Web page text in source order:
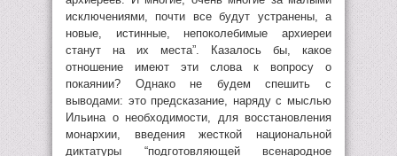
исключениями, почти все будут устранены, а
новые, истинные, непоколебимые архиереи
станут на их места”. Казалось бы, какое
отношение имеют эти слова к вопросу о
покаянии? Однако не будем спешить с
выводами: это предсказание, наряду с мыслью
Ильина о необходимости, для восстановления
монархии, введения жесткой национальной
диктатуры “подготовляющей всенародное